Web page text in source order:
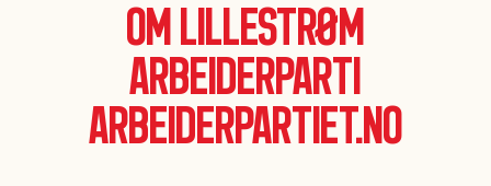
Om Lillestrøm
Arbeiderparti
Arbeiderpartiet.no